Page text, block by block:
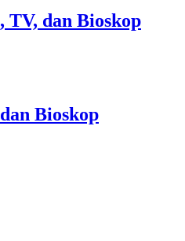
TV, dan Bioskop
Bioskop